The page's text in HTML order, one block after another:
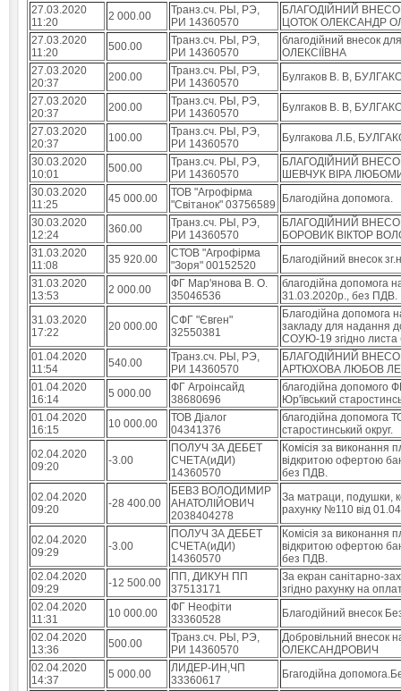
27.03.2020
11:20
2 000.00
Транз.сч. РЫ, РЭ,
РИ 14360570
БЛАГОДІЙНИЙ
ЦОТОК ОЛЕКСАНДР
27.03.2020
11:20
500.00
Транз.сч. РЫ, РЭ,
РИ 14360570
благодійний внесок
ОЛЕКСІЇВНА
27.03.2020
20:37
200.00
Транз.сч. РЫ, РЭ,
РИ 14360570
Булгаков В. В,
27.03.2020
20:37
200.00
Транз.сч. РЫ, РЭ,
РИ 14360570
Булгаков В. В,
27.03.2020
20:37
100.00
Транз.сч. РЫ, РЭ,
РИ 14360570
Булгакова Л.Б,
30.03.2020
10:01
500.00
Транз.сч. РЫ, РЭ,
РИ 14360570
БЛАГОДІЙНИЙ
ШЕВЧУК ВІРА
30.03.2020
11:25
45 000.00
ТОВ "Агрофірма
"Світанок" 03756589
Благодійна допомога.
30.03.2020
12:24
360.00
Транз.сч. РЫ, РЭ,
РИ 14360570
БЛАГОДІЙНИЙ
БОРОВИК ВІКТОР
31.03.2020
11:08
35 920.00
СТОВ "Агрофірма
"Зоря" 00152520
Благодійний внесок
31.03.2020
13:53
2 000.00
ФГ Мар'янова В. О.
35046536
благодійна допомога
31.03.2020р., без ПДВ.
31.03.2020
17:22
20 000.00
СФГ "Євген"
32550381
Благодійна допомога
закладу для надання
СОУЮ-19 згідно листа
01.04.2020
11:54
540.00
Транз.сч. РЫ, РЭ,
РИ 14360570
БЛАГОДІЙНИЙ
АРТЮХОВА ЛЮБОВ
01.04.2020
16:14
5 000.00
ФГ Агроінсайд
38680696
благодійна допомого
Юр'ївський
01.04.2020
16:15
10 000.00
ТОВ Діалог
04341376
благодійна допомога
старостинський округ.
02.04.2020
09:20
-3.00
ПОЛУЧ ЗА ДЕБЕТ
СЧЕТА(иДИ)
14360570
Комісія за виконання
відкритою офертою
без ПДВ.
02.04.2020
09:20
-28 400.00
БЕВЗ ВОЛОДИМИР
АНАТОЛІЙОВИЧ
2038404278
За матраци, подушки,
рахунку №110 від
02.04.2020
09:29
-3.00
ПОЛУЧ ЗА ДЕБЕТ
СЧЕТА(иДИ)
14360570
Комісія за виконання
відкритою офертою
без ПДВ.
02.04.2020
09:29
-12 500.00
ПП, ДИКУН ПП
37513171
За екран санітарно-
згідно рахунку на
02.04.2020
11:31
10 000.00
ФГ Неофіти
33360528
Благодійний внесок
02.04.2020
13:36
500.00
Транз.сч. РЫ, РЭ,
РИ 14360570
Добровільний
ОЛЕКСАНДРОВИЧ
02.04.2020
14:37
5 000.00
ЛИДЕР-ИН,ЧП
33360617
Бгагодійна